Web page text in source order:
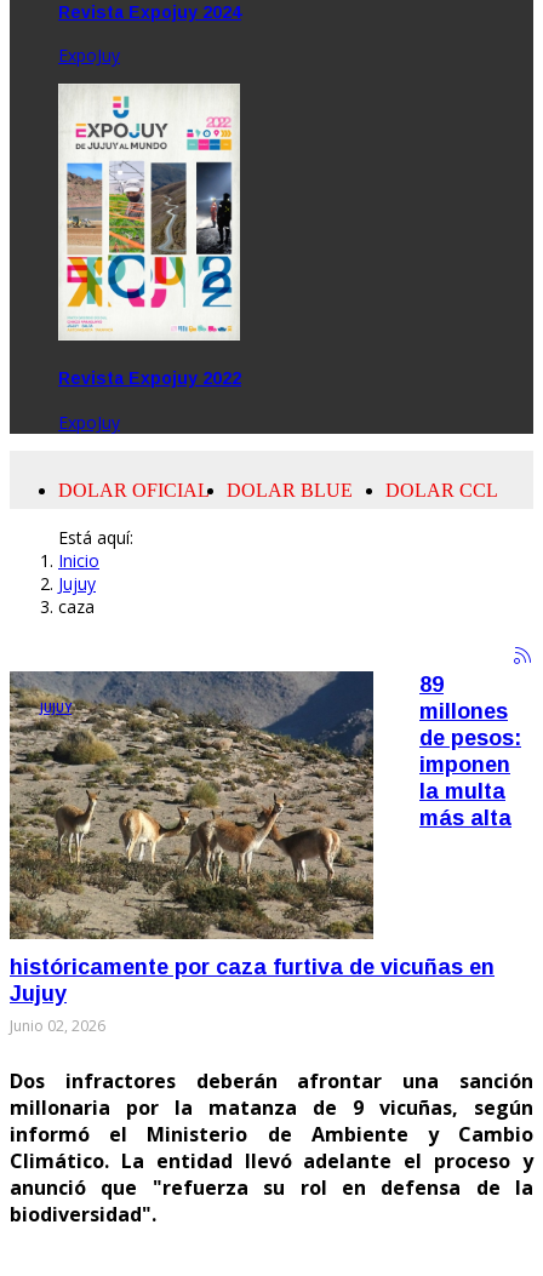
Revista Expojuy 2024
ExpoJuy
Revista Expojuy 2022
ExpoJuy
Está aquí:
Inicio
Jujuy
caza
JUJUY
89
millones
de pesos:
imponen
la multa
más alta
históricamente por caza furtiva de vicuñas en
Jujuy
Junio 02, 2026
Dos infractores deberán afrontar una sanción
millonaria por la matanza de 9 vicuñas, según
informó el Ministerio de Ambiente y Cambio
Climático. La entidad llevó adelante el proceso y
anunció que "refuerza su rol en defensa de la
biodiversidad".